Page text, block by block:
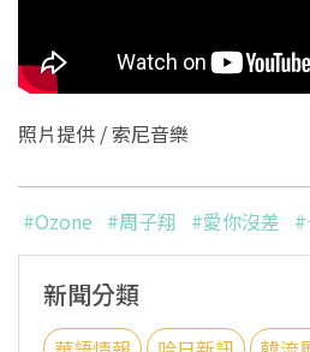
照片提供 / 索尼音樂
#Ozone #周子翔 #愛你沒差
新聞分類